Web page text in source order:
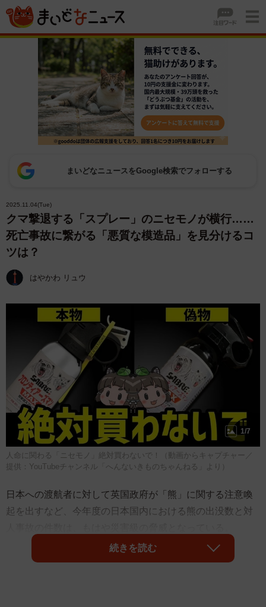
まいどなニュースをGoogle検索でフォローする
2025.11.04(Tue)
クマ撃退する「スプレー」のニセモノが横行……
死亡事故に繋がる「悪質な模造品」を見分けるコ
ツは？
はやかわ リュウ
1/7
人命に関わる「ニセモノ」絶対買わないで！（動画からキャプチャー／
提供：YouTubeチャンネル「へんないきものちゃんねる」より）
日本への渡航者に対して英国政府が「熊」に関する注意喚
起を出すなど、今年度の日本国内における熊の出没数と対
続きを読む